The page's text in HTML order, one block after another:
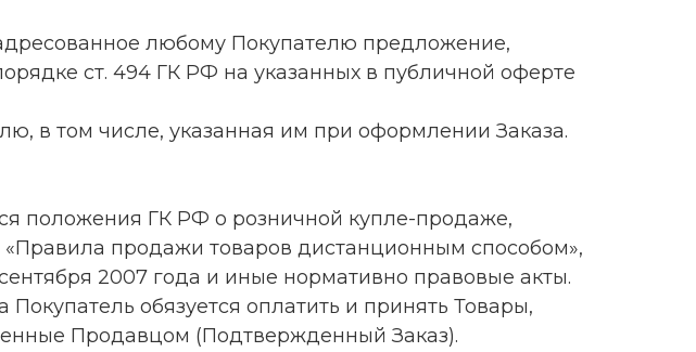
любому Покупателю предложение,
ст. 494 ГК РФ на указанных в публичной оферте
в том числе, указанная им при оформлении Заказа.
положения ГК РФ о розничной купле-продаже,
продажи товаров дистанционным способом»,
2007 года и иные нормативно правовые акты.
обязуется оплатить и принять Товары,
Продавцом (Подтвержденный Заказ).